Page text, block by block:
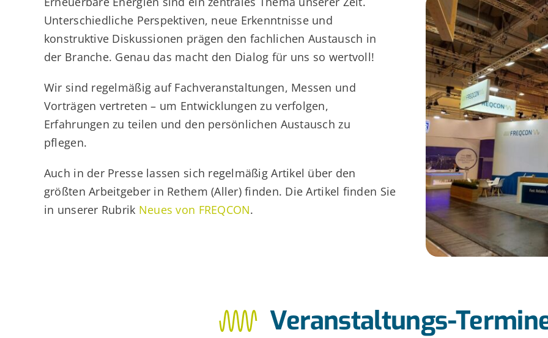
Unterschiedliche Perspektiven, neue Erkenntnisse und
konstruktive Diskussionen prägen den fachlichen Austausch in
der Branche. Genau das macht den Dialog für uns so wertvoll!
Wir sind regelmäßig auf Fachveranstaltungen, Messen und
Vorträgen vertreten – um Entwicklungen zu verfolgen,
Erfahrungen zu teilen und den persönlichen Austausch zu
pflegen.
Auch in der Presse lassen sich regelmäßig Artikel über den
größten Arbeitgeber in Rethem (Aller) finden. Die Artikel finden Sie
in unserer Rubrik Neues von FREQCON.
Veranstaltungs-